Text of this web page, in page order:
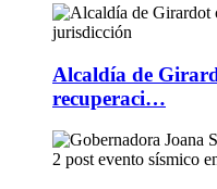
Alcaldía de
recuperaci…